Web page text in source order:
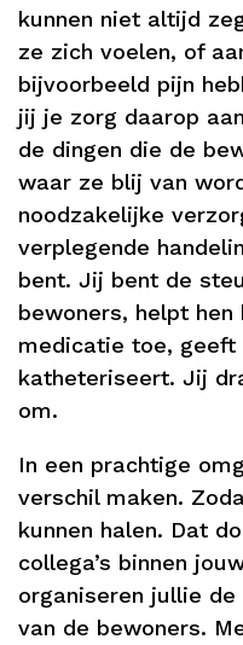
kunnen niet altijd
ze zich voelen, of
bijvoorbeeld pijn
jij je zorg daarop
de dingen die de
waar ze blij van
noodzakelijke
verplegende
bent. Jij bent de
bewoners, helpt
medicatie toe, geeft
katheteriseert. Jij
om.
In een prachtige
verschil maken.
kunnen halen. Dat
collega’s binnen
organiseren jullie
van de bewoners.